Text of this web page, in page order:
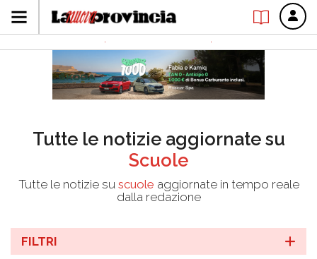
Tutte le notizie aggiornate su
Scuole
Tutte le notizie su scuole aggiornate in tempo reale
dalla redazione
FILTRI